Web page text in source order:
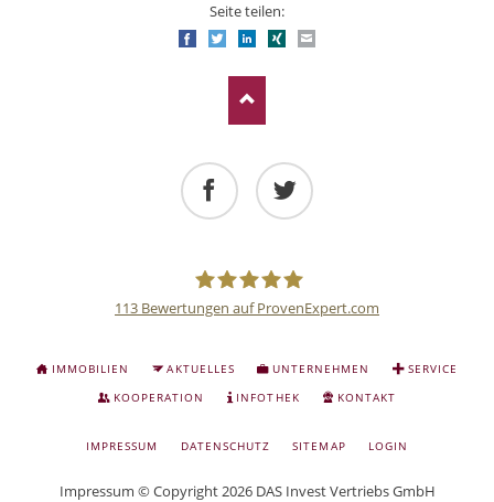
Seite teilen:
FacebookTwitterLinkedIn
Xing
Anlage
und
113 Bewertungen auf ProvenExpert.com
NAVIGATION
ÜBERSPRINGEN
IMMOBILIEN AKTUELLES UNTERNEHMEN
SERVICE
KOOPERATION
INFOTHEK KONTAKT
NAVIGATION
IMPRESSUM DATENSCHUTZ SITEMAP LOGIN
Impressum © Copyright 2026 DAS Invest Vertriebs GmbH